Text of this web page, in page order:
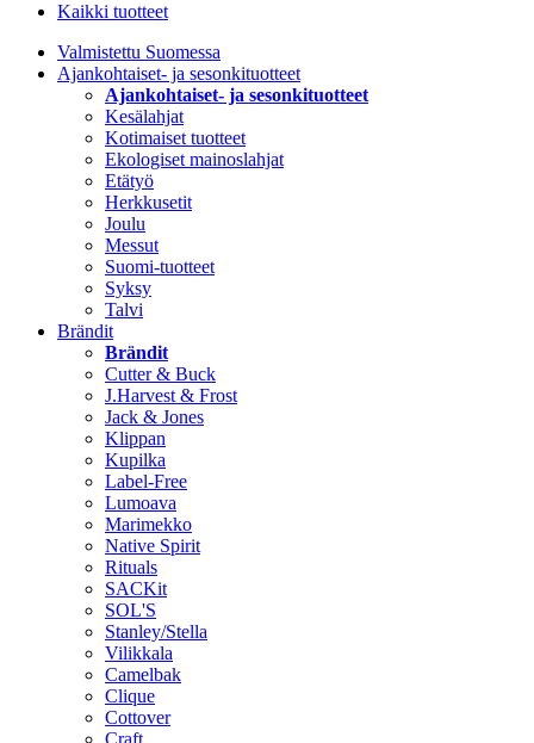
Kaikki tuotteet
Valmistettu Suomessa
Ajankohtaiset- ja sesonkituotteet
Ajankohtaiset- ja sesonkituotteet
Kesälahjat
Kotimaiset tuotteet
Ekologiset mainoslahjat
Etätyö
Herkkusetit
Joulu
Messut
Suomi-tuotteet
Syksy
Talvi
Brändit
Brändit
Cutter & Buck
J.Harvest & Frost
Jack & Jones
Klippan
Kupilka
Label-Free
Lumoava
Marimekko
Native Spirit
Rituals
SACKit
SOL'S
Stanley/Stella
Vilikkala
Camelbak
Clique
Cottover
Craft